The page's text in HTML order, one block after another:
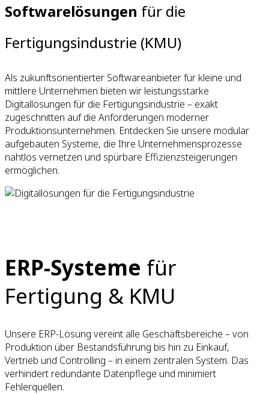
Softwarelösungen für die
Fertigungsindustrie (KMU)
Als zukunftsorientierter Softwareanbieter für kleine und
mittlere Unternehmen bieten wir leistungsstarke
Digitallösungen für die Fertigungsindustrie – exakt
zugeschnitten auf die Anforderungen moderner
Produktionsunternehmen. Entdecken Sie unsere modular
aufgebauten Systeme, die Ihre Unternehmensprozesse
nahtlos vernetzen und spürbare Effizienzsteigerungen
ermöglichen.
ERP-Systeme für
Fertigung & KMU
Unsere ERP-Lösung vereint alle Geschäftsbereiche – von
Produktion über Bestandsführung bis hin zu Einkauf,
Vertrieb und Controlling – in einem zentralen System. Das
verhindert redundante Datenpflege und minimiert
Fehlerquellen.